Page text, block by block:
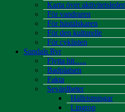
Karta över aktivitetsleden
För vandraren
För hästälskaren
För den kulturelle
För cyklisten
Sundals Ryr
Flytta hit…..
Badplatsen
Fakta
Sevärdheter
Hällristningar
Lingrop